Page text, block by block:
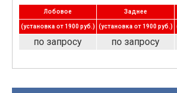
Лобовое Заднее
(установка от 1900 руб.) (установка от 1900 руб.)
по запросу по запросу